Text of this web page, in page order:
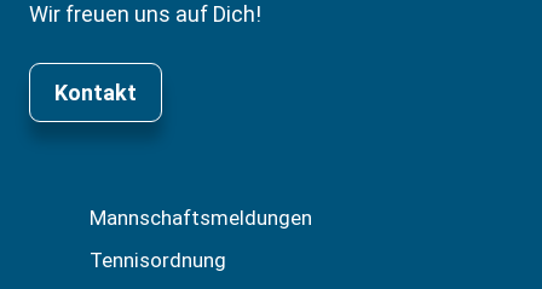
Wir freuen uns auf Dich!
Kontakt
Mannschaftsmeldungen
Tennisordnung